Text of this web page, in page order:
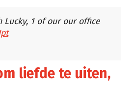
1 of our our office
liefde te uiten,